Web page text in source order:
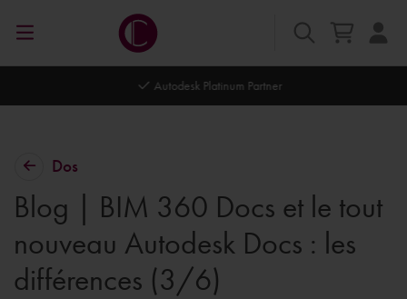
Autodesk Platinum Partner
Dos
Blog | BIM 360 Docs et le tout
nouveau Autodesk Docs : les
différences (3/6)